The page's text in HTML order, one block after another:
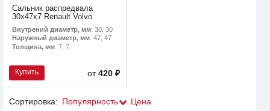
Сальник распредвала
30x47x7 Renault Volvo
Внутрений диаметр, мм: 30, 30
Наружный диаметр, мм: 47, 47
Толщина, мм: 7, 7
Купить от420 ₽
Сортировка: Популярность Цена